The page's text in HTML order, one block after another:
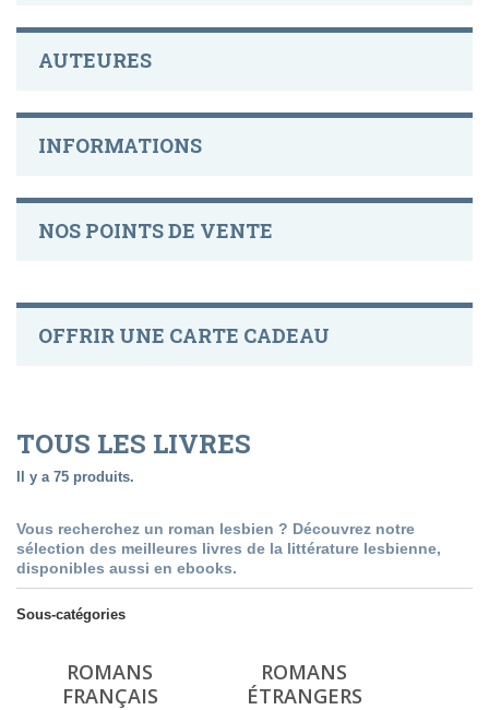
AUTEURES
INFORMATIONS
NOS POINTS DE VENTE
OFFRIR UNE CARTE CADEAU
TOUS LES LIVRES
Il y a 75 produits.
Vous recherchez un roman lesbien ? Découvrez notre
sélection des meilleures livres de la littérature lesbienne,
disponibles aussi en ebooks.
Sous-catégories
ROMANS
FRANÇAIS
ROMANS
ÉTRANGERS